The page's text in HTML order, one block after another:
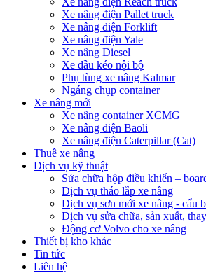
Xe nâng điện Pallet truck
Xe nâng điện Forklift
Xe nâng điện Yale
Xe nâng Diesel
Xe đầu kéo nội bộ
Phụ tùng xe nâng Kalmar
Ngáng chụp container
Xe nâng mới
Xe nâng container XCMG
Xe nâng điện Baoli
Xe nâng điện Caterpillar (Cat)
Thuê xe nâng
Dịch vụ kỹ thuật
Sửa chữa hộp điều khiển –
Dịch vụ tháo lắp xe nâng
Dịch vụ sơn mới xe nâng - cẩu
Dịch vụ sửa chữa, sản xuất,
Động cơ Volvo cho xe nâng
Thiết bị kho khác
Tin tức
Liên hệ